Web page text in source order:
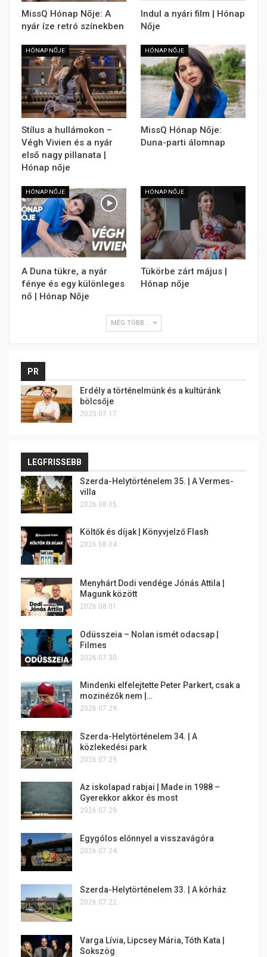
MissQ Hónap Nője: A
nyár íze retró színekben
Indul a nyári film | Hónap
Nője
HÓNAP NŐJE
Stílus a hullámokon –
Végh Vivien és a nyár
első nagy pillanata |
Hónap nője
HÓNAP NŐJE
MissQ Hónap Nője:
Duna-parti álomnap
HÓNAP NŐJE
A Duna tükre, a nyár
fénye és egy különleges
nő | Hónap Nője
HÓNAP NŐJE
Tükörbe zárt május |
Hónap nője
MÉG TÖBB...
PR
Erdély a történelmünk és a kultúránk
bölcsője
2025.07.17.
LEGFRISSEBB
Szerda-Helytörténelem 35. | A Vermes-
villa
2026.08.05.
Költők és díjak | Könyvjelző Flash
2026.08.04.
Menyhárt Dodi vendége Jónás Attila |
Magunk között
2026.08.01.
Odüsszeia – Nolan ismét odacsap |
Filmes
2026.07.30.
Mindenki elfelejtette Peter Parkert, csak a
mozinézők nem |…
2026.07.29.
Szerda-Helytörténelem 34. | A
közlekedési park
2026.07.29.
Az iskolapad rabjai | Made in 1988 –
Gyerekkor akkor és most
2026.07.29.
Egygólos előnnyel a visszavágóra
2026.07.24.
Szerda-Helytörténelem 33. | A kórház
2026.07.22.
Varga Lívia, Lipcsey Mária, Tóth Kata |
Sokszög